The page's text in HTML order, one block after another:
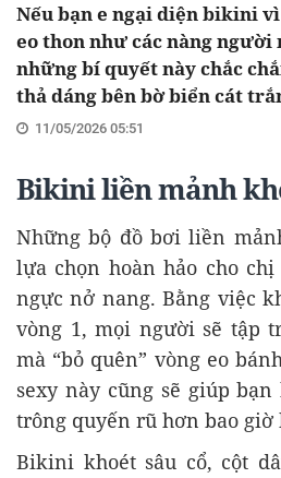
Nếu bạn e ngại diện bikini
eo thon như các nàng
những bí quyết này chắc
thả dáng bên bờ biển cát
11/05/2026 05:51
Bikini liền mảnh
Những bộ đồ bơi liền
lựa chọn hoàn hảo cho
ngực nở nang. Bằng việc
vòng 1, mọi người sẽ tập
mà “bỏ quên” vòng eo
sexy này cũng sẽ giúp
trông quyến rũ hơn bao giờ
Bikini khoét sâu cổ, cột